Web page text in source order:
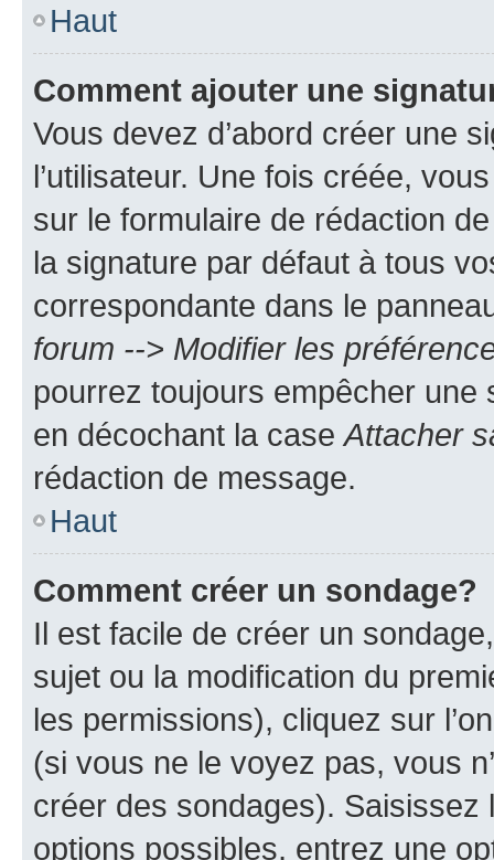
Haut
Comment ajouter une
Vous devez d’abord créer une
l’utilisateur. Une fois créée,
sur le formulaire de rédaction
la signature par défaut à tous
correspondante dans le
forum --> Modifier les
pourrez toujours empêcher une
en décochant la case Attacher
rédaction de message.
Haut
Comment créer un sondage?
Il est facile de créer un
sujet ou la modification du
les permissions), cliquez sur
(si vous ne le voyez pas, vous
créer des sondages).
options possibles, entrez une